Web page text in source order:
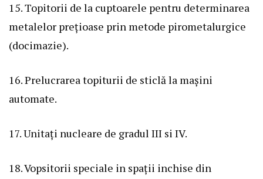
15. Topitorii de la cuptoarele pentru determinarea
metalelor prețioase prin metode pirometalurgice
(docimazie).
16. Prelucrarea topiturii de sticlă la mașini
automate.
17. Unitați nucleare de gradul III si IV.
18. Vopsitorii speciale in spații inchise din